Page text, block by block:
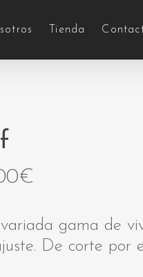
Tienda
€
gama de
De corte por